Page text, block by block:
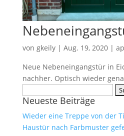
von gkeily| Aug. 19, 2020|
Neue Nebeneingangstür in
nachher. Optisch wieder
nach:
Neueste Beiträge
Wieder eine Treppe von der
Haustür nach Farbmuster